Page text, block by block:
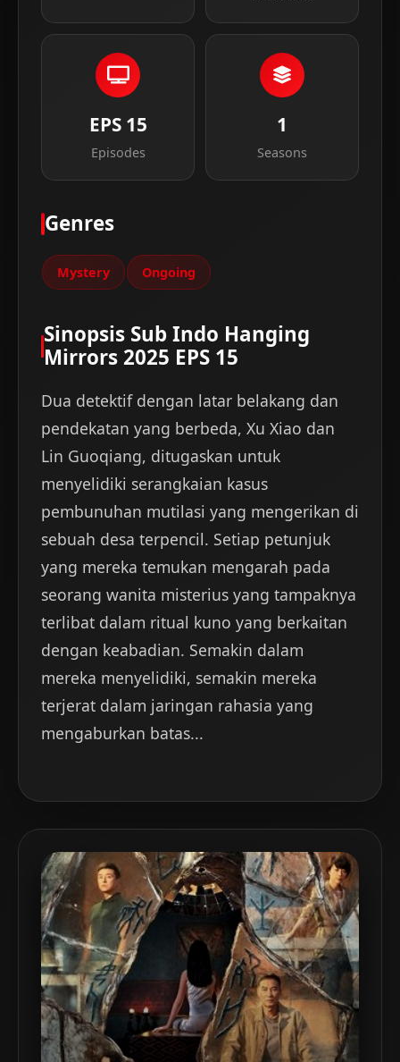
EPS 15
Episodes
1
Seasons
Genres
Mystery Ongoing
Sinopsis Sub Indo Hanging
Mirrors 2025 EPS 15
Dua detektif dengan latar belakang dan
pendekatan yang berbeda, Xu Xiao dan
Lin Guoqiang, ditugaskan untuk
menyelidiki serangkaian kasus
pembunuhan mutilasi yang mengerikan di
sebuah desa terpencil. Setiap petunjuk
yang mereka temukan mengarah pada
seorang wanita misterius yang tampaknya
terlibat dalam ritual kuno yang berkaitan
dengan keabadian. Semakin dalam
mereka menyelidiki, semakin mereka
terjerat dalam jaringan rahasia yang
mengaburkan batas...